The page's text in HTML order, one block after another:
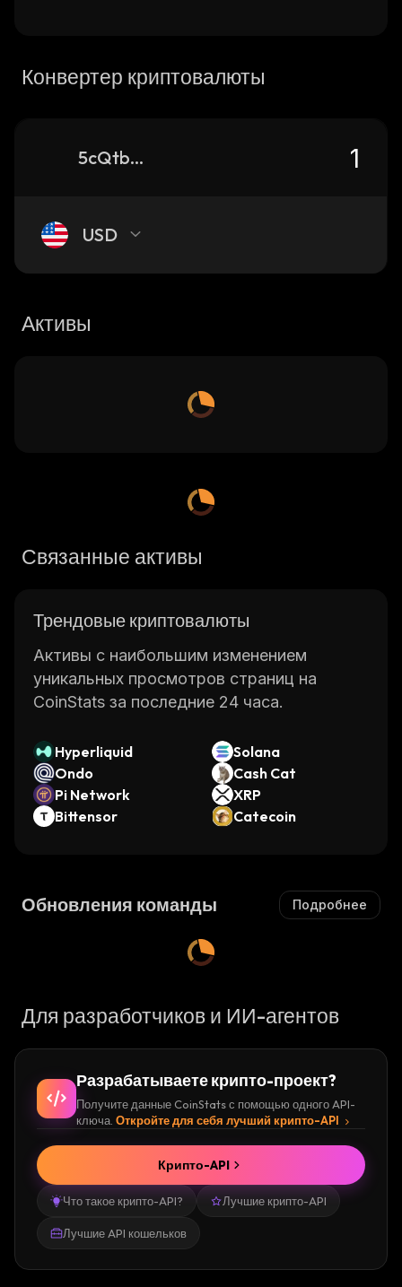
Конвертер криптовалюты
5cQtbxhPTVQJVKKiQazpmQpSZzEJaZ86F55sFpYvpump_solana
USD
Активы
Связанные активы
Трендовые криптовалюты
Активы с наибольшим изменением
уникальных просмотров страниц на
CoinStats за последние 24 часа.
Hyperliquid
Solana
Ondo
Cash Cat
Pi Network
XRP
Bittensor
Catecoin
Обновления команды Подробнее
Для разработчиков и ИИ-агентов
Разрабатываете крипто-проект?
Получите данные CoinStats с помощью одного API-
ключа. Откройте для себя лучший крипто-API
Что такое крипто-API? Лучшие крипто-API
Лучшие API кошельков
Крипто-API